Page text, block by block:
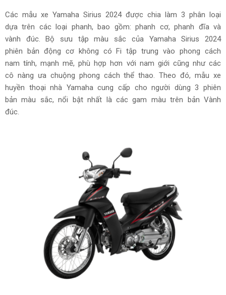
Các mẫu xe Yamaha Sirius 2024 được chia làm 3 phân loại
dựa trên các loại phanh, bao gồm: phanh cơ, phanh đĩa và
vành đúc. Bộ sưu tập màu sắc của Yamaha Sirius 2024
phiên bản động cơ không có Fi tập trung vào phong cách
nam tính, mạnh mẽ, phù hợp hơn với nam giới cũng như các
cô nàng ưa chuộng phong cách thể thao. Theo đó, mẫu xe
huyền thoại nhà Yamaha cung cấp cho người dùng 3 phiên
bản màu sắc, nổi bật nhất là các gam màu trên bản Vành
đúc.